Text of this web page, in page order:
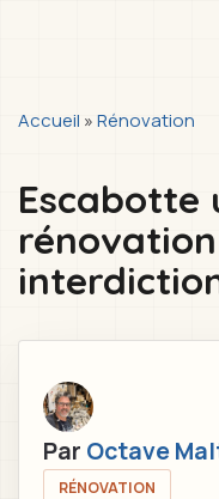
You
here
Accueil »Rénovation
Escabotte
Par Octave
RÉNOVATION